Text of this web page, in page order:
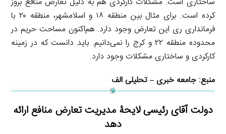
کرده است. برای مثال بین منطقه ۱۸ و اسلامشهر، منطقه ۲۰ با
فرمانداری ری این تعارض وجود دارد. هم‌اکنون مساحت حریم در
محدوده منطقه ۲۲ و کرج را نمی‌دانیم. باید دانست که در زمینه
کارکردی و ساختاری مشکلات وجود دارد.
منبع:جامعه خبری – تحلیلی الف
دولت آقای رئیسی لایحۀ مدیریت تعارض منافع ارائه
دهد